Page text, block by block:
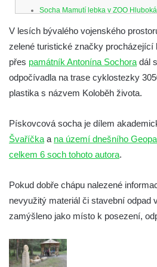
Socha Mamutí lebka v ZOO Hluboká
Socha Mamut srstnatý v ZOO
Socha Orel v ZOO Hluboká
Socha Vydry si hrají v ZOO Hluboká
Socha Přátelství v ZOO Hluboká
Socha Lišky v ZOO Hluboká
Socha Kudlanka v ZOO Hluboká
Socha Vlčice s mládětem v ZOO
Socha Orlice v ZOO Hluboká
Socha Tygr v ZOO Hluboká
Socha Kozorožec horský v ZOO
V lesích bývalého vojenského
zelené turistické značky procházející
přes památník Antonína Sochora dál
odpočívadla na trase cyklostezky
plastika s názvem Koloběh života.
Pískovcová socha je dílem
Švaříčka a na území dnešního
celkem 6 soch tohoto autora.
Pokud dobře chápu nalezené
nevyužitý materiál či stavební odpad
zamýšleno jako místo k posezení,